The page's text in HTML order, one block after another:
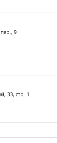
9
33, стр. 1